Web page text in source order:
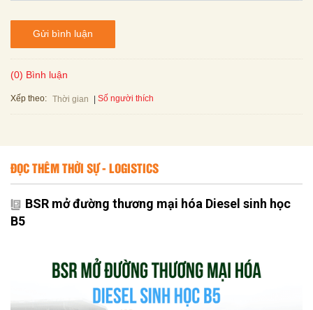
Gửi bình luận
(0) Bình luận
Xếp theo: Thời gian Số người thích
ĐỌC THÊM THỜI SỰ - LOGISTICS
BSR mở đường thương mại hóa Diesel sinh học
B5